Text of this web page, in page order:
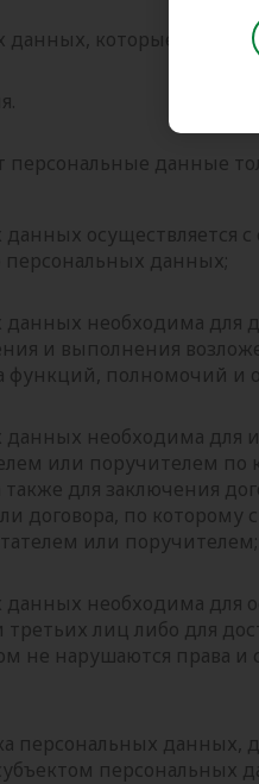
данных, которые
персональные данные
осуществляется с
персональных данных;
данных необходима
и выполнения
функций, полномочий и
данных необходима для
или поручителем по
для заключения
договора, по которому
или поручителем;
данных необходима для
третьих лиц либо для
не нарушаются права и
персональных данных,
персональных